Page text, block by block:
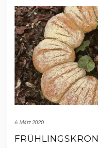
6. März 2020